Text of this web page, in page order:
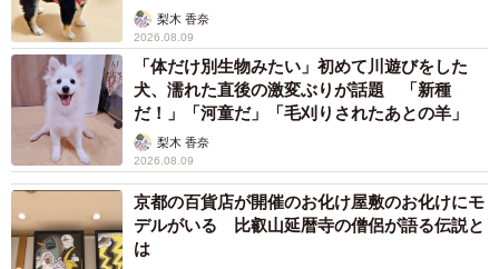
「チャレンジ」の社風で、社長の遊び心も入った名前だ。
担当者は「裏設定では、操縦する社員も茶レンジャー。や
る気につながっているのでは」と話し「他の茶レンジャー
が有名になってくれればこちらの宣伝になる」と前向き
だ。
京都文教大（京都府宇治市）の「宇治☆茶レンジャー」
は、結成して１２年目になる。地域連携プロジェクトとし
て学生がメンバーとなり、市内で茶を扱う店を巡るスタン
梨木 香奈
2026.08.09
「体だけ別生物みたい」初めて川遊びをした
犬、濡れた直後の激変ぶりが話題 「新種
だ！」「河童だ」「毛刈りされたあとの羊」
梨木 香奈
2026.08.09
京都の百貨店が開催のお化け屋敷のお化けにモ
デルがいる 比叡山延暦寺の僧侶が語る伝説と
は